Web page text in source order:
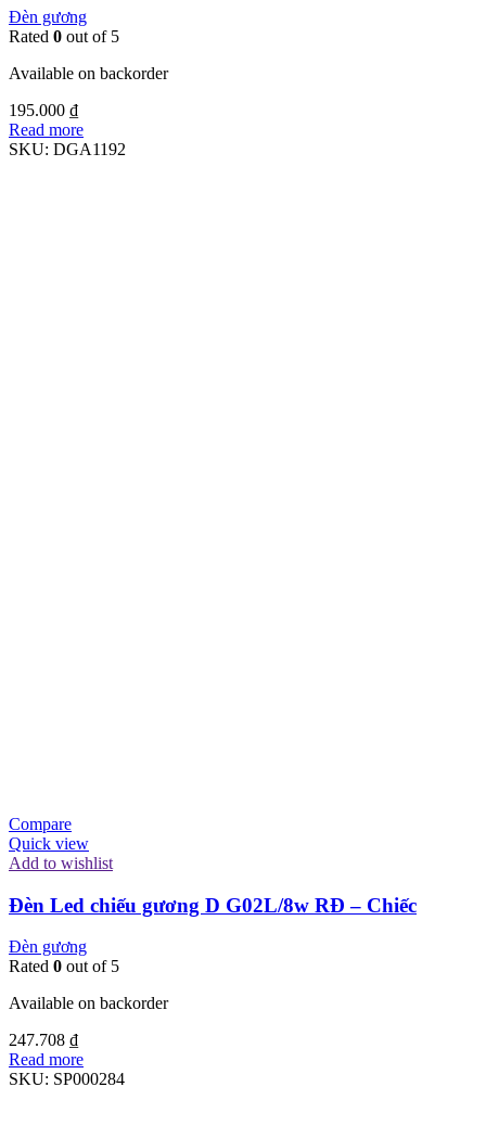
Đèn gương
Rated 0 out of 5
Available on backorder
195.000 ₫
Read more
SKU: DGA1192
Compare
Quick view
Add to wishlist
Đèn Led chiếu gương D G02L/8w RĐ – Chiếc
Đèn gương
Rated 0 out of 5
Available on backorder
247.708 ₫
Read more
SKU: SP000284